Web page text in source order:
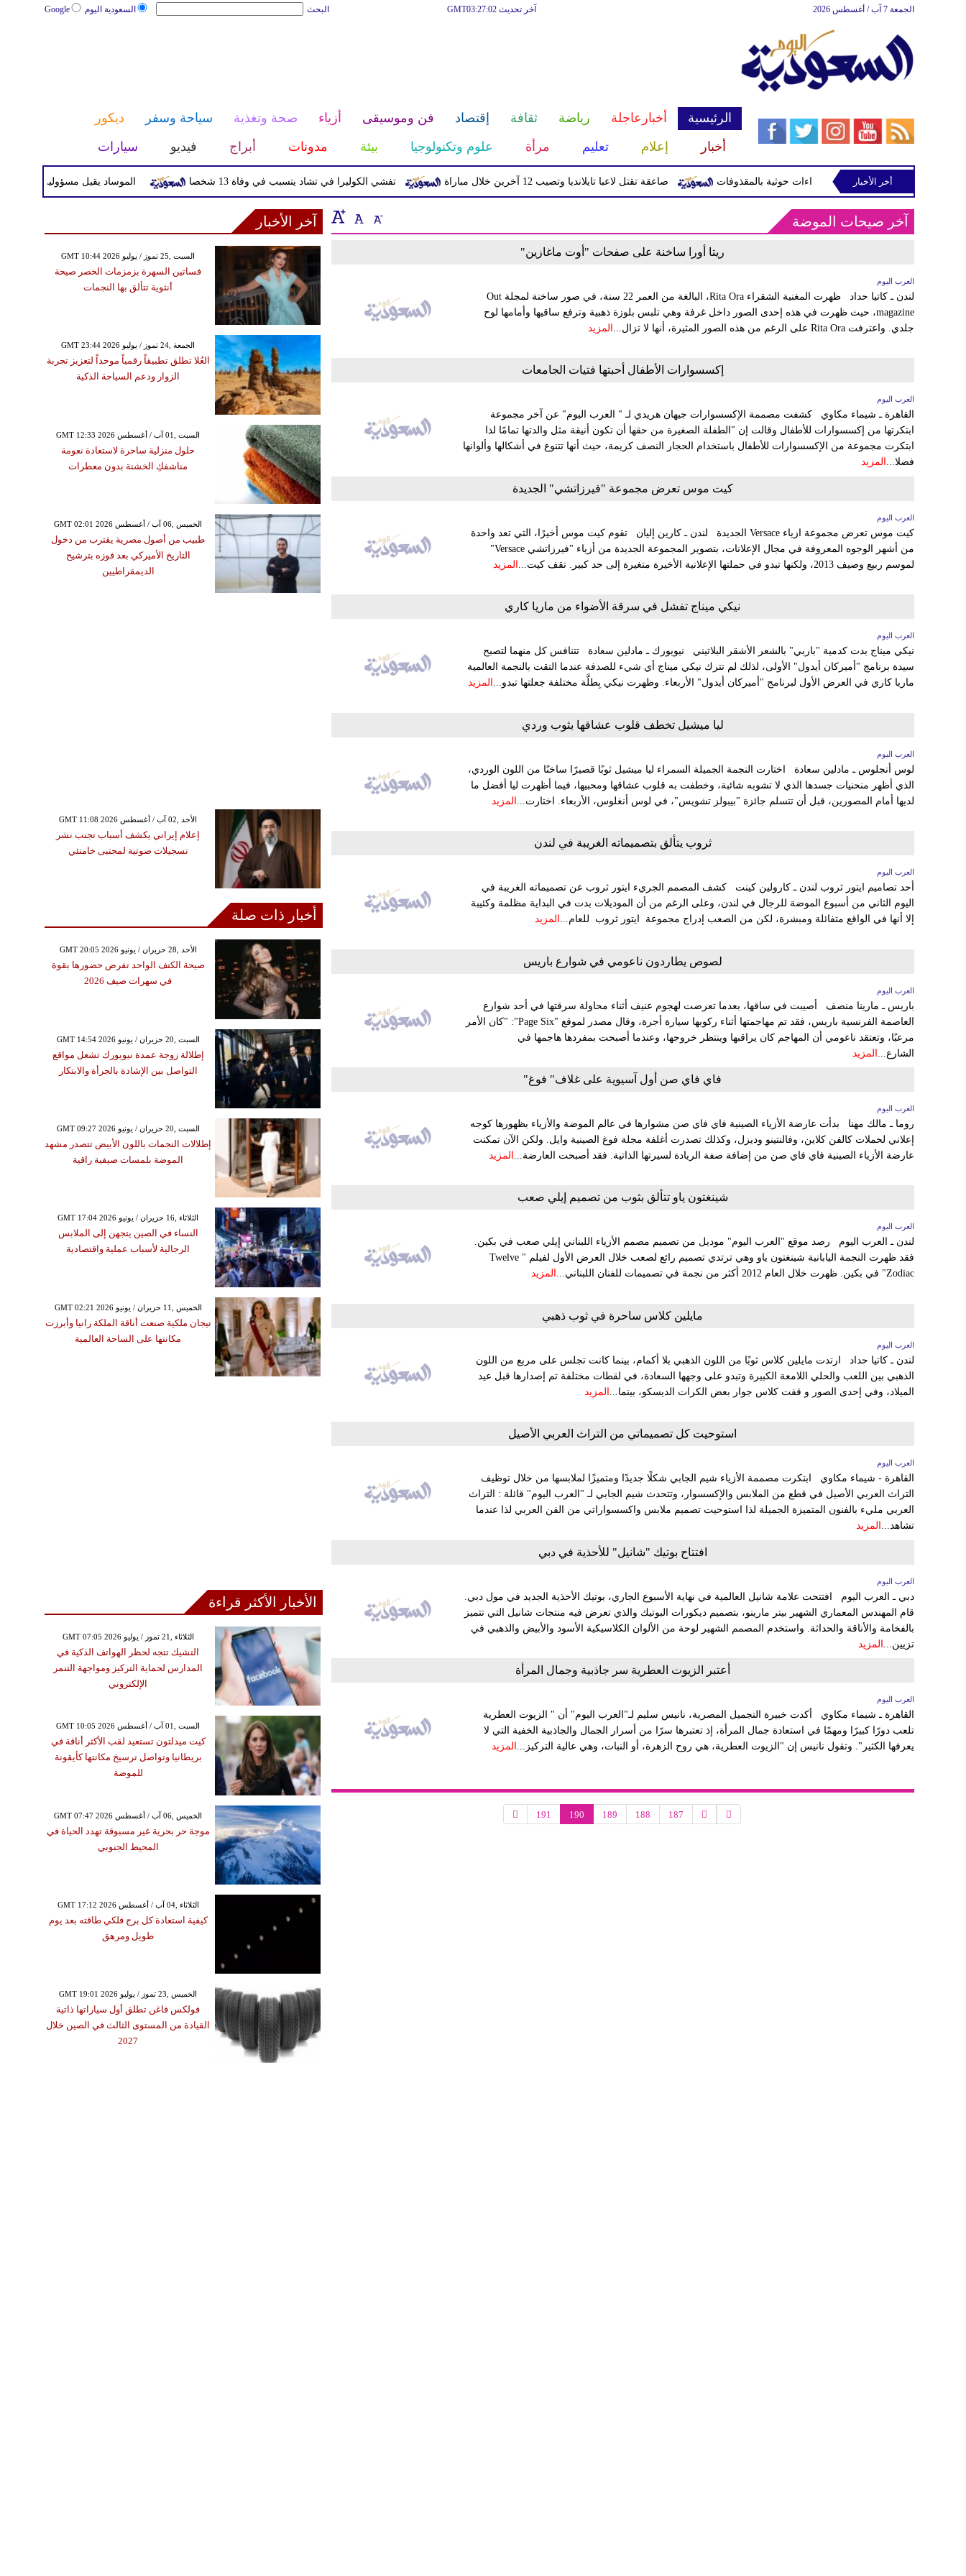
السعودية اليوم Google البحث آخر تحديث GMT03:27:02 الجمعة 7 آب / أغسطس 2026
الرئيسية أخبارعاجلة رياضة ثقافة إقتصاد فن وموسيقى أزياء صحة وتغذية سياحة وسفر
ديكور
أخبار
إعلام تعليم مرأة علوم وتكنولوجيا بيئة مدونات أبراج فيديو سيارات
الموساد يقيل مسؤولين بارزين بعد تفشي الكوليرا في تشاد يتسبب في وفاة 13 شخصا صاعقة تقتل لاعبا تايلانديا وتصيب 12 آخرين خلال مباراة أخر الأخبار
آخر صيحات الموضة
ريتا أورا ساخنة على صفحات "أوت ماغازين"
العرب اليوم
لندن ـ كاتيا حداد ظهرت المغنية الشقراء Rita Ora، البالغة من العمر 22 سنة، في صور ساخنة لمجلة Out
magazine، حيث ظهرت في هذه إحدى الصور داخل غرفة وهي تلبس بلوزة ذهبية وترفع ساقيها وأمامها لوح
جلدي. واعترفت Rita Ora على الرغم من هذه الصور المثيرة، أنها لا تزال...
المزيد
إكسسوارات الأطفال أحبتها فتيات الجامعات
العرب اليوم
القاهرة ـ شيماء مكاوي كشفت مصممة الإكسسوارات جيهان هريدي لـ " العرب اليوم" عن آخر مجموعة
ابتكرتها من إكسسوارات للأطفال وقالت إن "الطفلة الصغيرة من حقها أن تكون أنيقة مثل والدتها تمامًا لذا
ابتكرت مجموعة من الإكسسوارات للأطفال باستخدام الحجار النصف كريمة، حيث أنها تتنوع في أشكالها وألوانها
فضلا... المزيد
كيت موس تعرض مجموعة "فيرزاتشي" الجديدة
العرب اليوم
كيت موس تعرض مجموعة ازياء Versace الجديدة لندن ـ كارين إليان تقوم كيت موس أخيرًا، التي تعد واحدة
من أشهر الوجوه المعروفة في مجال الإعلانات، بتصوير المجموعة الجديدة من أزياء "فيرزاتشي Versace"
لموسم ربيع وصيف 2013، ولكنها تبدو في حملتها الإعلانية الأخيرة متغيرة إلى حد كبير. تقف كيت...
المزيد
نيكي ميناج تفشل في سرقة الأضواء من ماريا كاري
العرب اليوم
نيكي ميناج بدت كدمية "باربي" بالشعر الأشقر البلاتيني نيويورك ـ مادلين سعادة تتنافس كل منهما لتصبح
سيدة برنامج "أميركان أيدول" الأولى، لذلك لم تترك نيكي ميناج أي شيء للصدفة عندما التقت بالنجمة العالمية
ماريا كاري في العرض الأول لبرنامج "أميركان أيدول" الأربعاء. وظهرت نيكي بِطلَّة مختلفة جعلتها تبدو... المزيد
ليا ميشيل تخطف قلوب عشاقها بثوب وردي
العرب اليوم
لوس أنجلوس ـ مادلين سعادة اختارت النجمة الجميلة السمراء ليا ميشيل ثوبًا قصيرًا ساخنًا من اللون الوردي،
الذي أظهر منحنيات جسدها الذي لا تشوبه شائبة، وخطفت به قلوب عشاقها ومحبيها، فيما أظهرت ليا أفضل ما
لديها أمام المصورين، قبل أن تتسلم جائزة "بيبولز تشويس"، في لوس أنغلوس، الأربعاء. اختارت... المزيد
ثروب يتألق بتصميماته الغريبة في لندن
العرب اليوم
أحد تصاميم ايتور ثروب لندن ـ كارولين كينت كشف المصمم الجريء ايتور ثروب عن تصميماته الغريبة في
اليوم الثاني من أسبوع الموضة للرجال في لندن، وعلى الرغم من أن الموديلات بدت في البداية مظلمة وكئيبة
إلا أنها في الواقع متفائلة ومبشرة، لكن من الصعب إدراج مجموعة ايتور ثروب للعام... المزيد
لصوص يطاردون ناعومي في شوارع باريس
العرب اليوم
باريس ـ مارينا منصف أصيبت في ساقها، بعدما تعرضت لهجوم عنيف أثناء محاولة سرقتها في أحد شوارع
العاصمة الفرنسية باريس، فقد تم مهاجمتها أثناء ركوبها سيارة أجرة، وقال مصدر لموقع "Page Six": "كان الأمر
مرعبًا، وتعتقد ناعومي أن المهاجم كان يراقبها وينتظر خروجها، وعندما أصبحت بمفردها هاجمها في
الشارع... المزيد
فاي فاي صن أول آسيوية على غلاف" فوغ"
العرب اليوم
روما ـ مالك مهنا بدأت عارضة الأزياء الصينية فاي فاي صن مشوارها في عالم الموضة والأزياء بظهورها كوجه
إعلاني لحملات كالفن كلاين، وفالنتينو وديزل، وكذلك تصدرت أغلفة مجلة فوغ الصينية وايل. ولكن الآن تمكنت
عارضة الأزياء الصينية فاي فاي صن من إضافة صفة الريادة لسيرتها الذاتية. فقد أصبحت العارضة...
المزيد
شينغتون ياو تتألق بثوب من تصميم إيلي صعب
العرب اليوم
لندن ـ العرب اليوم رصد موقع "العرب اليوم" موديل من تصميم مصمم الأزياء اللبناني إيلي صعب في بكين.
فقد ظهرت النجمة اليابانية شينغتون ياو وهي ترتدي تصميم رائع لصعب خلال العرض الأول لفيلم " Twelve
Zodiac" في بكين. ظهرت خلال العام 2012 أكثر من نجمة في تصميمات للفنان اللبناني...
المزيد
مايلين كلاس ساحرة في ثوب ذهبي
العرب اليوم
لندن ـ كاتيا حداد ارتدت مايلين كلاس ثوبًا من اللون الذهبي بلا أكمام، بينما كانت تجلس على مربع من اللون
الذهبي بين اللعب والحلي اللامعة الكبيرة وتبدو على وجهها السعادة، في لقطات مختلفة تم إصدارها قبل عيد
الميلاد، وفي إحدى الصور و قفت كلاس جوار بعض الكرات الديسكو، بينما...
المزيد
استوحيت كل تصميماتي من التراث العربي الأصيل
العرب اليوم
القاهرة - شيماء مكاوي ابتكرت مصممة الأزياء شيم الجابي شكلًا جديدًا ومتميزًا لملابسها من خلال توظيف
التراث العربي الأصيل في قطع من الملابس والإكسسوار، وتتحدث شيم الجابي لـ "العرب اليوم" قائلة : التراث
العربي مليء بالفنون المتميزة الجميلة لذا استوحيت تصميم ملابس واكسسواراتي من الفن العربي لذا عندما
تشاهد... المزيد
افتتاح بوتيك "شانيل" للأحذية في دبي
العرب اليوم
دبي ـ العرب اليوم افتتحت علامة شانيل العالمية في نهاية الأسبوع الجاري، بوتيك الأحذية الجديد في مول دبي.
قام المهندس المعماري الشهير بيتر مارينو، بتصميم ديكورات البوتيك والذي تعرض فيه منتجات شانيل التي تتميز
بالفخامة والأناقة والحداثة. واستخدم المصمم الشهير لوحة من الألوان الكلاسيكية الأسود والأبيض والذهبي في
تزيين... المزيد
أعتبر الزيوت العطرية سر جاذبية وجمال المرأة
العرب اليوم
القاهرة ـ شيماء مكاوي أكدت خبيرة التجميل المصرية، نانيس سليم لـ"العرب اليوم" أن " الزيوت العطرية
تلعب دورًا كبيرًا ومهمًا في استعادة جمال المرأة، إذ تعتبرها سرًا من أسرار الجمال والجاذبية الخفية التي لا
يعرفها الكثير". وتقول نانيس إن "الزيوت العطرية، هي روح الزهرة، أو النبات، وهي عالية التركيز... المزيد
187
188
189
190
191
آخر الأخبار
GMT 10:44 2026 السبت ,25 تموز / يوليو
فساتين السهرة بزمزمات الخصر صيحة
أنثوية تتألق بها النجمات
GMT 23:44 2026 الجمعة ,24 تموز / يوليو
العُلا تطلق تطبيقاً رقمياً موحداً لتعزيز تجربة
الزوار ودعم السياحة الذكية
GMT 12:33 2026 السبت ,01 آب / أغسطس
حلول منزلية ساحرة لاستعادة نعومة
مناشفكِ الخشنة بدون معطرات
GMT 02:01 2026 الخميس ,06 آب / أغسطس
طبيب من أصول مصرية يقترب من دخول
التاريخ الأميركي بعد فوزه بترشيح
الديمقراطيين
GMT 11:08 2026 الأحد ,02 آب / أغسطس
إعلام إيراني يكشف أسباب تجنب نشر
تسجيلات صوتية لمجتبى خامنئي
أخبار ذات صلة
GMT 20:05 2026 الأحد ,28 حزيران / يونيو
صيحة الكتف الواحد تفرض حضورها بقوة
في سهرات صيف 2026
GMT 14:54 2026 السبت ,20 حزيران / يونيو
إطلالة زوجة عمدة نيويورك تشعل مواقع
التواصل بين الإشادة بالجرأة والابتكار
GMT 09:27 2026 السبت ,20 حزيران / يونيو
إطلالات النجمات باللون الأبيض تتصدر مشهد
الموضة بلمسات صيفية راقية
GMT 17:04 2026 الثلاثاء ,16 حزيران / يونيو
النساء في الصين يتجهن إلى الملابس
الرجالية لأسباب عملية واقتصادية
GMT 02:21 2026 الخميس ,11 حزيران / يونيو
تيجان ملكية صنعت أناقة الملكة رانيا وأبرزت
مكانتها على الساحة العالمية
الأخبار الأكثر قراءة
GMT 07:05 2026 الثلاثاء ,21 تموز / يوليو
التشيك تتجه لحظر الهواتف الذكية في
المدارس لحماية التركيز ومواجهة التنمر
الإلكتروني
GMT 10:05 2026 السبت ,01 آب / أغسطس
كيت ميدلتون تستعيد لقب الأكثر أناقة في
بريطانيا وتواصل ترسيخ مكانتها كأيقونة
للموضة
GMT 07:47 2026 الخميس ,06 آب / أغسطس
موجة حر بحرية غير مسبوقة تهدد الحياة في
المحيط الجنوبي
GMT 17:12 2026 الثلاثاء ,04 آب / أغسطس
كيفية استعادة كل برج فلكي طاقته بعد يوم
طويل ومرهق
GMT 19:01 2026 الخميس ,23 تموز / يوليو
فولكس فاغن تطلق أول سياراتها ذاتية
القيادة من المستوى الثالث في الصين خلال
2027